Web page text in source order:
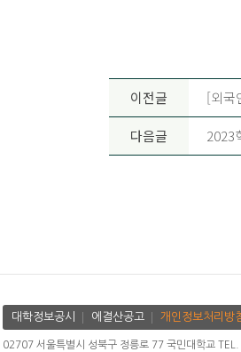
이전글 [외국
다음글 2023
대학정보공시 에결산공고 개인정보처리방
02707 서울특별시 성북구 정릉로 77 국민대학교